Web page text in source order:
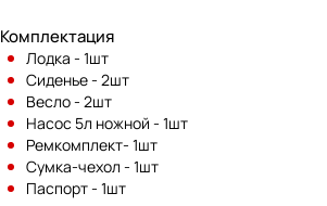
моторной серии с легкостью
выходят на глиссирование даже
с лодочным мотором малой
мощности. Упаковка в один баул
и маленький вес лодок «Аква»
позволяют их легко
транспортировать и переносить.
Надувные моторно-гребные
лодки ПВХ «Аква» сделаны из
Комплектация
Лодка - 1шт
Сиденье - 2шт
Весло - 2шт
Насос 5л ножной - 1шт
Ремкомплект- 1шт
Сумка-чехол - 1шт
Паспорт - 1шт